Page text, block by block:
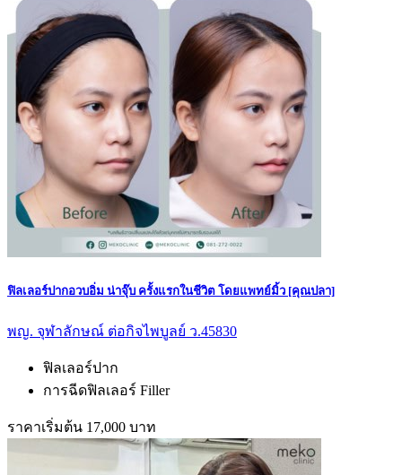
ฟิลเลอร์ปากอวบอิ่ม น่าจุ๊บ ครั้งแรกในชีวิต โดยแพทย์มิ้ว [คุณปลา]
พญ. จุฬาลักษณ์ ต่อกิจไพบูลย์ ว.45830
ฟิลเลอร์ปาก
การฉีดฟิลเลอร์ Filler
ราคาเริ่มต้น 17,000 บาท